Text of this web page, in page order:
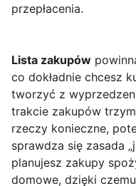
przepłacenia.
Lista zakupów
co dokładnie chcesz
tworzyć z
trakcie zakupów
rzeczy konieczne,
sprawdza się zasada
planujesz zakupy
domowe, dzięki